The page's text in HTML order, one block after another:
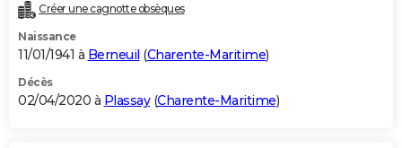
Créer une cagnotte obsèques
Naissance
11/01/1941 à Berneuil (Charente-Maritime)
Décès
02/04/2020 à Plassay(Charente-Maritime)